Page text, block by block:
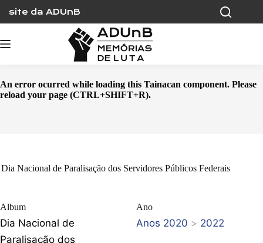
content
site da ADUnB
An error ocurred while loading this Tainacan component. Please
reload your page (CTRL+SHIFT+R).
Dia Nacional de Paralisação dos Servidores Públicos Federais
Album
Dia Nacional de
Paralisação dos
Ano
Anos 2020 > 2022